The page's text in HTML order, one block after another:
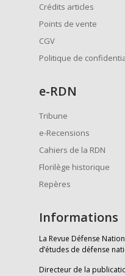
Crédits articles
Points de vente
CGV
Politique de
e-RDN
Tribune
e-Recensions
Cahiers de la RDN
Florilège historique
Repères
Informations
La Revue Défense
d’études de défense
Directeur de la